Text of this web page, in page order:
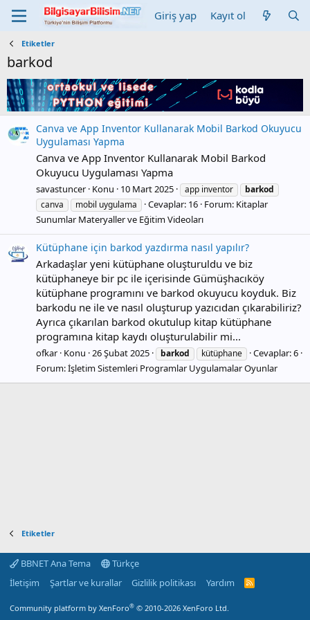
Giriş yap Kayıt ol
Etiketler
barkod
Canva ve App Inventor Kullanarak Mobil Barkod Okuyucu
Uygulaması Yapma
Canva ve App Inventor Kullanarak Mobil Barkod
Okuyucu Uygulaması Yapma
savastuncer Konu 10 Mart 2025 app inventor
barkod
canva
mobil uygulama Cevaplar: 16 Forum: Kitaplar
Sunumlar Materyaller ve Eğitim Videoları
Kütüphane için barkod yazdırma nasıl yapılır?
Arkadaşlar yeni kütüphane oluşturuldu ve biz
kütüphaneye bir pc ile içerisinde Gümüşhacıköy
kütüphane programını ve barkod okuyucu koyduk. Biz
barkodu ne ile ve nasıl oluşturup yazıcıdan çıkarabiliriz?
Ayrıca çıkarılan barkod okutulup kitap kütüphane
programına kitap kaydı oluşturulabilir mi...
ofkar Konu 26 Şubat 2025 barkod kütüphane
Cevaplar: 6
Forum:İşletim Sistemleri Programlar Uygulamalar Oyunlar
Etiketler
BBNET Ana Tema
Türkçe
İletişim
Şartlar ve kurallar Gizlilik politikası Yardım
R
Community platform by XenForo® © 2010-2026 XenForo Ltd.